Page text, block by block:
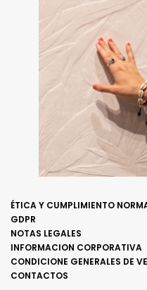
ÉTICA Y CUMPLIMIENTO
GDPR
NOTAS LEGALES
INFORMACION CORPORATIVA
CONDICIONE GENERALES DE
CONTACTOS